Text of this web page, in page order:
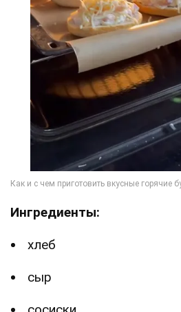
Ингредиенты:
хлеб
сыр